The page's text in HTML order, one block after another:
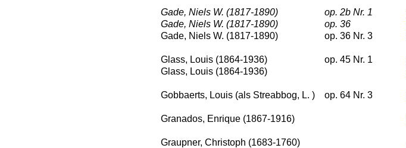
Gade, Niels W. (1817-1890) op. 2b Nr. 1
Gade, Niels W. (1817-1890) op. 36
Gade, Niels W. (1817-1890)
op. 36 Nr. 3
Glass, Louis (1864-1936) op. 45 Nr. 1
Glass, Louis (1864-1936)
Gobbaerts, Louis (als Streabbog, L. ) op. 64 Nr. 3
Granados, Enrique (1867-1916)
Graupner, Christoph (1683-1760)